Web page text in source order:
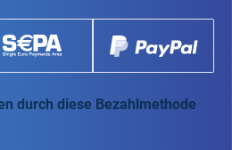
durch diese Bezahlmethode